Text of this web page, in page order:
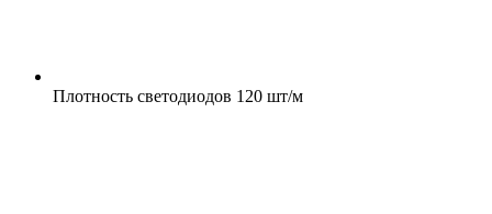
Плотность светодиодов 120 шт/м